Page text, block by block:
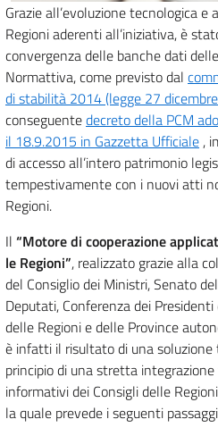
Grazie all’evoluzione tecnologica
Regioni aderenti all’iniziativa, è
convergenza delle banche dati
Normattiva, come previsto dal
di stabilità 2014 (legge 27
conseguentedecreto della PCM
il 18.9.2015 in Gazzetta Ufficiale ,
di accesso all’intero patrimonio
tempestivamente con i nuovi atti
Regioni.
Il “Motore di cooperazione
le Regioni”, realizzato grazie alla
del Consiglio dei Ministri, Senato
Deputati, Conferenza dei
delle Regioni e delle Province
è infatti il risultato di una soluzione
principio di una stretta
informativi dei Consigli delle
la quale prevede i seguenti